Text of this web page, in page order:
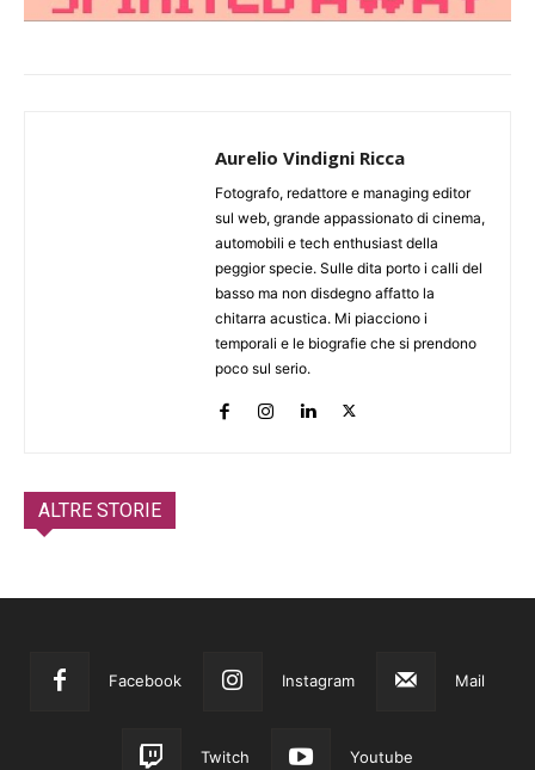
Aurelio Vindigni Ricca
Fotografo, redattore e managing editor
sul web, grande appassionato di cinema,
automobili e tech enthusiast della
peggior specie. Sulle dita porto i calli del
basso ma non disdegno affatto la
chitarra acustica. Mi piacciono i
temporali e le biografie che si prendono
poco sul serio.
ALTRE STORIE
Facebook Instagram Mail
Twitch Youtube